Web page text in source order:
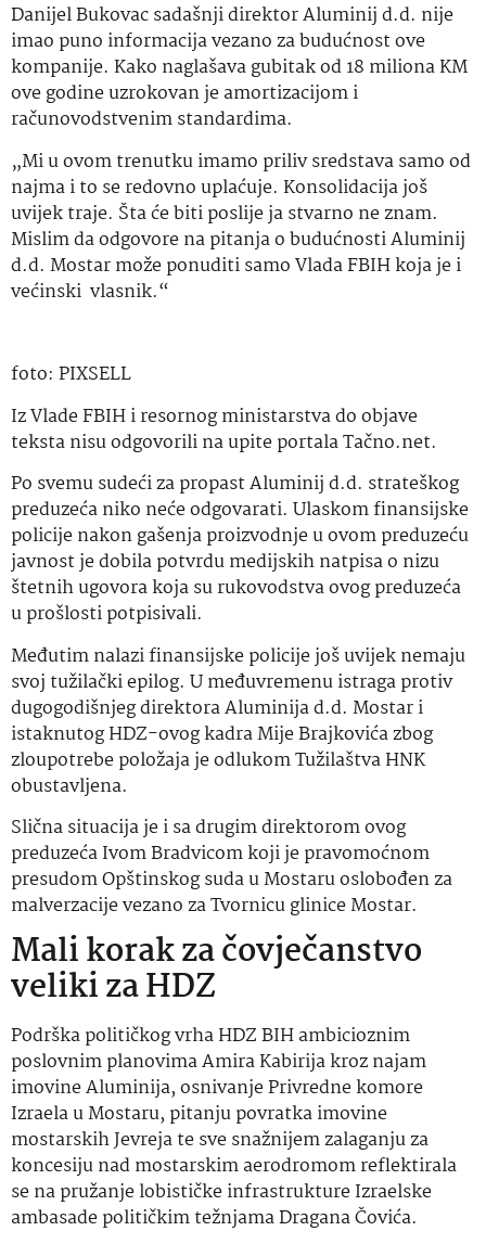
Danijel Bukovac sadašnji direktor Aluminij d.d. nije
imao puno informacija vezano za budućnost ove
kompanije. Kako naglašava gubitak od 18 miliona KM
ove godine uzrokovan je amortizacijom i
računovodstvenim standardima.
„Mi u ovom trenutku imamo priliv sredstava samo od
najma i to se redovno uplaćuje. Konsolidacija još
uvijek traje. Šta će biti poslije ja stvarno ne znam.
Mislim da odgovore na pitanja o budućnosti Aluminij
d.d. Mostar može ponuditi samo Vlada FBIH koja je i
većinski vlasnik.“
foto: PIXSELL
Iz Vlade FBIH i resornog ministarstva do objave
teksta nisu odgovorili na upite portala Tačno.net.
Po svemu sudeći za propast Aluminij d.d. strateškog
preduzeća niko neće odgovarati. Ulaskom finansijske
policije nakon gašenja proizvodnje u ovom preduzeću
javnost je dobila potvrdu medijskih natpisa o nizu
štetnih ugovora koja su rukovodstva ovog preduzeća
u prošlosti potpisivali.
Međutim nalazi finansijske policije još uvijek nemaju
svoj tužilački epilog. U međuvremenu istraga protiv
dugogodišnjeg direktora Aluminija d.d. Mostar i
istaknutog HDZ-ovog kadra Mije Brajkovića zbog
zloupotrebe položaja je odlukom Tužilaštva HNK
obustavljena.
Slična situacija je i sa drugim direktorom ovog
preduzeća Ivom Bradvicom koji je pravomoćnom
presudom Opštinskog suda u Mostaru oslobođen za
malverzacije vezano za Tvornicu glinice Mostar.
Mali korak za čovječanstvo
veliki za HDZ
Podrška političkog vrha HDZ BIH ambicioznim
poslovnim planovima Amira Kabirija kroz najam
imovine Aluminija, osnivanje Privredne komore
Izraela u Mostaru, pitanju povratka imovine
mostarskih Jevreja te sve snažnijem zalaganju za
koncesiju nad mostarskim aerodromom reflektirala
se na pružanje lobističke infrastrukture Izraelske
ambasade političkim težnjama Dragana Čovića.